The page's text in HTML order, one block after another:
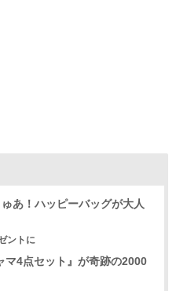
あ！ハッピーバッグが大人
ントに
マ4点セット』が奇跡の2000